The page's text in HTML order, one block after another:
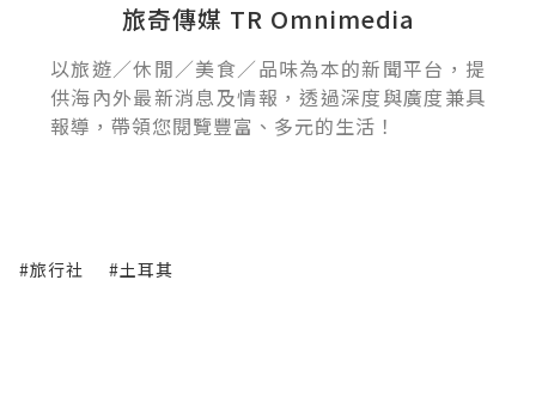
旅奇傳媒 TR Omnimedia
以旅遊／休閒／美食／品味為本的新聞平台，提
供海內外最新消息及情報，透過深度與廣度兼具
報導，帶領您閱覽豐富、多元的生活！
#旅行社 #土耳其